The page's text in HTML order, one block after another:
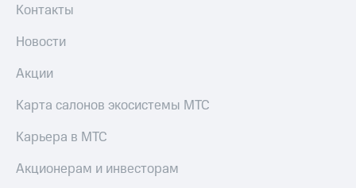
Контакты
Новости
Акции
Карта салонов экосистемы МТС
Карьера в МТС
Акционерам и инвесторам